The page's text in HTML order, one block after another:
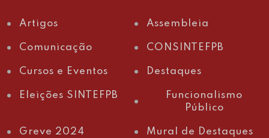
Artigos Assembleia
Comunicação CONSINTEFPB
Cursos e Eventos Destaques
Eleições SINTEFPB
Funcionalismo
Público
Greve 2024 Mural de Destaques